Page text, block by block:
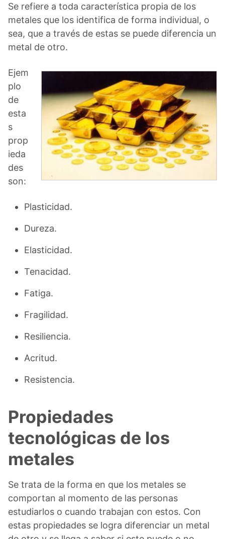
Se refiere a toda característica propia de los
metales que los identifica de forma individual, o
sea, que a través de estas se puede diferencia un
metal de otro.
Ejem
plo
de
esta
s
prop
ieda
des
son:
Plasticidad.
Dureza.
Elasticidad.
Tenacidad.
Fatiga.
Fragilidad.
Resiliencia.
Acritud.
Resistencia.
Propiedades
tecnológicas de los
metales
Se trata de la forma en que los metales se
comportan al momento de las personas
estudiarlos o cuando trabajan con estos. Con
estas propiedades se logra diferenciar un metal